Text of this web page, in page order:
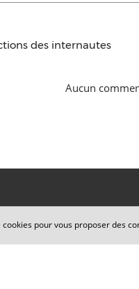
des internautes
Aucun
Maxence
pour vous proposer des